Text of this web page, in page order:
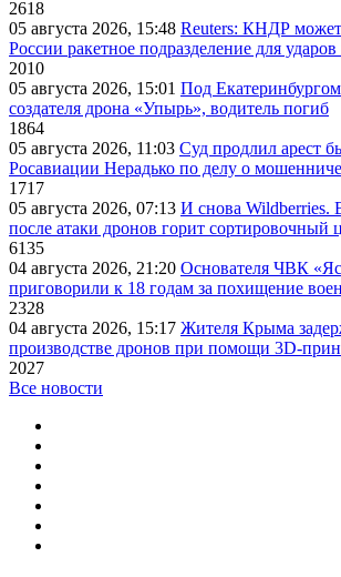
2618
05 августа 2026, 15:48 Reuters: КНДР может
России ракетное подразделение для
2010
05 августа 2026, 15:01 Под
создателя дрона «Упырь», водитель погиб
1864
05 августа 2026, 11:03 Суд продлил арест
Росавиации Нерадько по делу о
1717
05 августа 2026, 07:13 И снова Wildberries.
после атаки дронов горит сортировочный
6135
04 августа 2026, 21:20 Основателя ЧВК
приговорили к 18 годам за похищение
2328
04 августа 2026, 15:17 Жителя Крыма
производстве дронов при помощи
2027
Все новости